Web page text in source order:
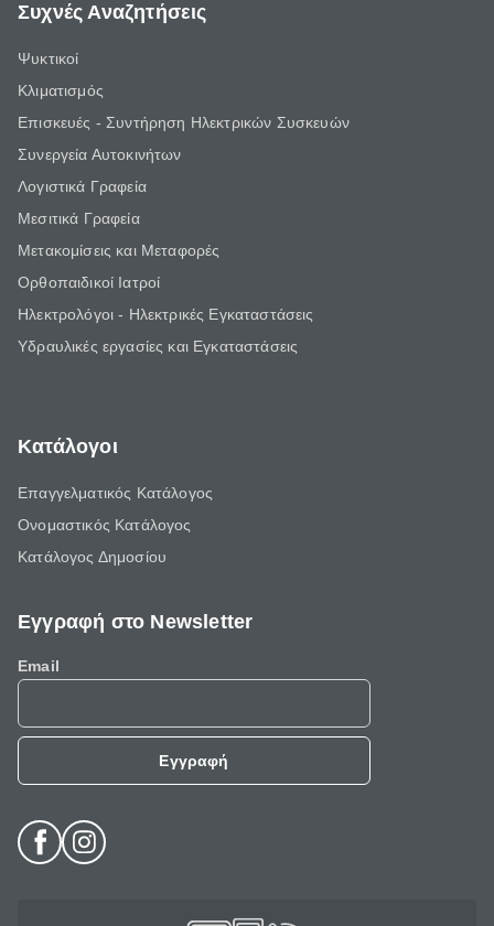
Συχνές Αναζητήσεις
Ψυκτικοί
Κλιματισμός
Επισκευές - Συντήρηση Ηλεκτρικών Συσκευών
Συνεργεία Αυτοκινήτων
Λογιστικά Γραφεία
Μεσιτικά Γραφεία
Μετακομίσεις και Μεταφορές
Ορθοπαιδικοί Ιατροί
Ηλεκτρολόγοι - Ηλεκτρικές Εγκαταστάσεις
Υδραυλικές εργασίες και Εγκαταστάσεις
Κατάλογοι
Επαγγελματικός Κατάλογος
Ονομαστικός Κατάλογος
Κατάλογος Δημοσίου
Εγγραφή στο Newsletter
Email
Εγγραφή